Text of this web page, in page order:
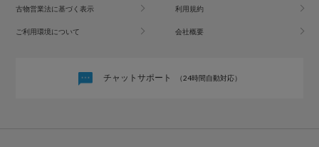
古物営業法に基づく表示 利用規約
ご利用環境について 会社概要
チャットサポート （24時間自動対応）